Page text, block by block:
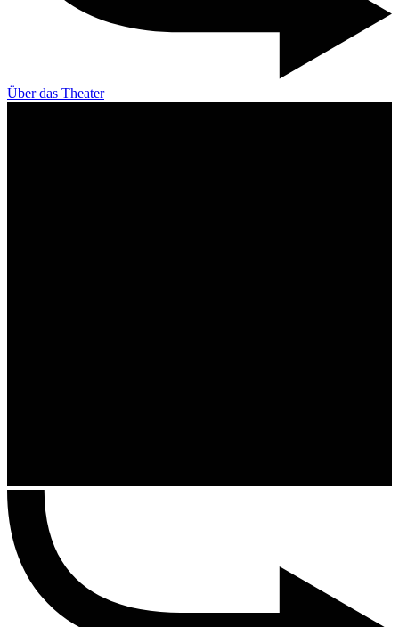
Über das Theater